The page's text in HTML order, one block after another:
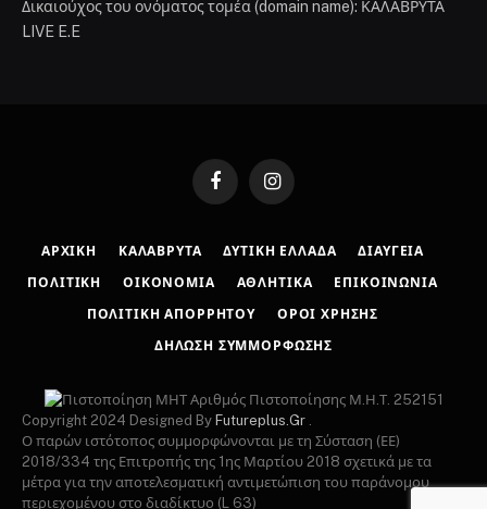
Δικαιούχος του ονόματος τομέα (domain name): ΚΑΛΑΒΡΥΤΑ
LIVE E.E
FacebookInstagram
ΑΡΧΙΚΉ ΚΑΛΆΒΡΥΤΑ ΔΥΤΙΚΉ ΕΛΛΆΔΑ ΔΙΑΎΓΕΙΑ
ΠΟΛΙΤΙΚΉ ΟΙΚΟΝΟΜΊΑ ΑΘΛΗΤΙΚΆ ΕΠΙΚΟΙΝΩΝΊΑ
ΠΟΛΙΤΙΚΉ ΑΠΟΡΡΉΤΟΥ ΌΡΟΙ ΧΡΉΣΗΣ
ΔΉΛΩΣΗ ΣΥΜΜΌΡΦΩΣΗΣ
Αριθμός Πιστοποίησης Μ.Η.Τ. 252151
Copyright 2024 Designed By Futureplus.Gr
Ο παρών ιστότοπος συμμορφώνονται με τη Σύσταση (ΕΕ)
2018/334 της Επιτροπής της 1ης Μαρτίου 2018 σχετικά με τα
μέτρα για την αποτελεσματική αντιμετώπιση του παράνομου
περιεχομένου στο διαδίκτυο (L 63)